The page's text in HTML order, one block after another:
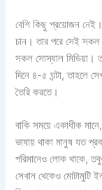
বেশি কিছু প্রয়োজন
চান। তার পরে সেই সকল
সকল সোস্যাল মিডিয়া।
দিনে ৪-৫ ঘন্টা, তাহলে
তৈরি করতে।
বাকি সময়ে একাধীক
ভাষায় থাকা মানুষ যত
পরিমানেও লোক থাকে,
সেখান থেকেও মোটামুটি